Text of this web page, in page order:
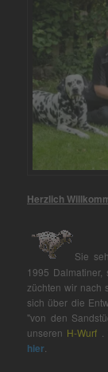
Herzlich
Sie
1995
züchten wir nach
sich über die
"von den
unseren H-Wurf
hier